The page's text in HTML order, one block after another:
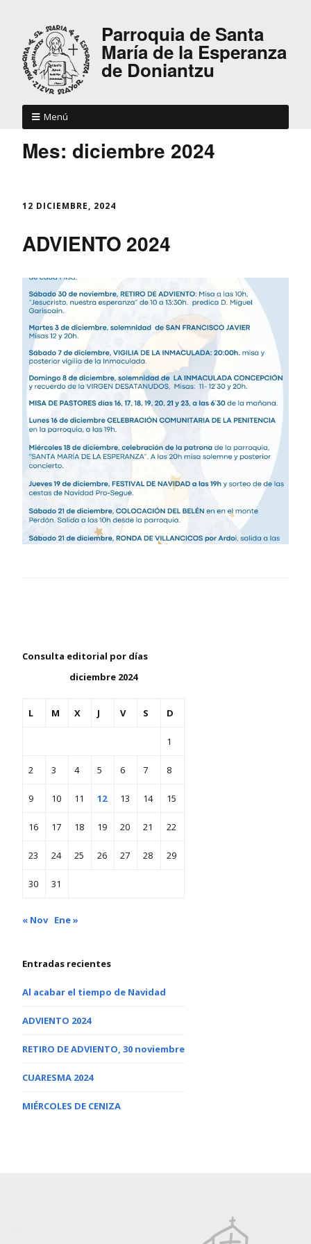
Parroquia de Santa
María de la Esperanza
de Doniantzu
Menú
Mes: diciembre 2024
12 DICIEMBRE, 2024
ADVIENTO 2024
Consulta editorial por días
diciembre 2024
L M X J V S D
1
2 3 4 5 6 7 8
9 10 11 12 13 14 15
16 17 18 19 20 21 22
23 24 25 26 27 28 29
30 31
« Nov Ene »
Entradas recientes
Al acabar el tiempo de Navidad
ADVIENTO 2024
RETIRO DE ADVIENTO, 30 noviembre
CUARESMA 2024
MIÉRCOLES DE CENIZA